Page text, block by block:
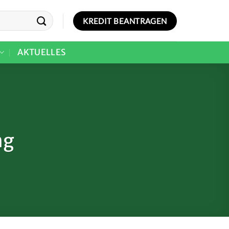
KREDIT BEANTRAGEN
AKTUELLES